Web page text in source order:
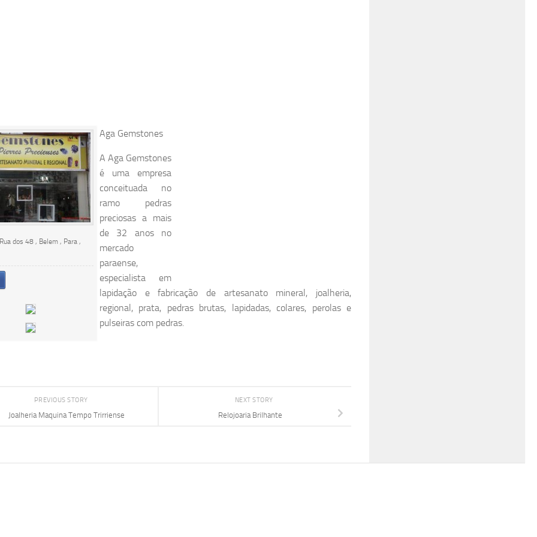
Rua dos 48 , Belem , Para ,
Aga Gemstones
A Aga Gemstones
é uma empresa
conceituada no
ramo pedras
preciosas a mais
de 32 anos no
mercado
paraense,
especialista em
lapidação e fabricação de artesanato mineral, joalheria,
regional, prata, pedras brutas, lapidadas, colares, perolas e
pulseiras com pedras.
NEXT STORY
Relojoaria Brilhante
PREVIOUS STORY
Joalheria Maquina Tempo Trirriense